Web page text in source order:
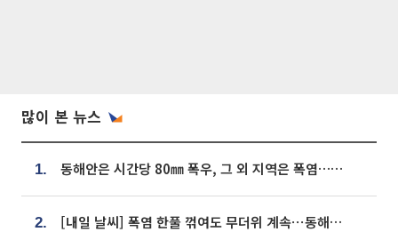
많이 본 뉴스
1. 동해안은 시간당 80㎜ 폭우, 그 외 지역은 폭염…‘극과 극 날씨’
2. [내일 날씨] 폭염 한풀 꺾여도 무더위 계속⋯동해안 이틀 연속 비